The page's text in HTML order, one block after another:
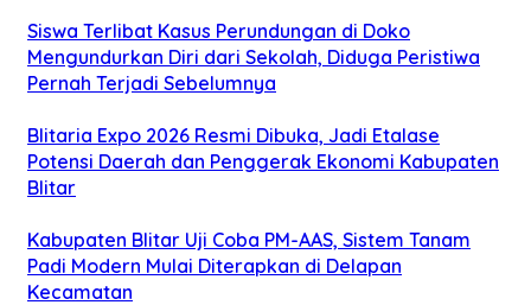
Siswa Terlibat Kasus Perundungan di Doko
Mengundurkan Diri dari Sekolah, Diduga Peristiwa
Pernah Terjadi Sebelumnya
Blitaria Expo 2026 Resmi Dibuka, Jadi Etalase
Potensi Daerah dan Penggerak Ekonomi Kabupaten
Blitar
Kabupaten Blitar Uji Coba PM-AAS, Sistem Tanam
Padi Modern Mulai Diterapkan di Delapan
Kecamatan